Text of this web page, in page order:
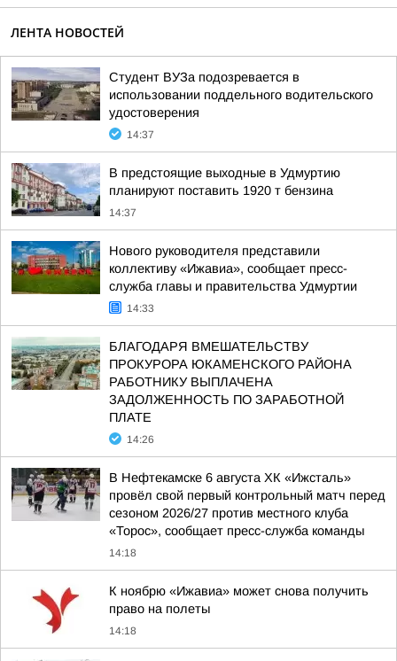
ЛЕНТА НОВОСТЕЙ
Студент ВУЗа подозревается в
использовании поддельного водительского
удостоверения
14:37
В предстоящие выходные в Удмуртию
планируют поставить 1920 т бензина
14:37
Нового руководителя представили
коллективу «Ижавиа», сообщает пресс-
служба главы и правительства Удмуртии
14:33
БЛАГОДАРЯ ВМЕШАТЕЛЬСТВУ
ПРОКУРОРА ЮКАМЕНСКОГО РАЙОНА
РАБОТНИКУ ВЫПЛАЧЕНА
ЗАДОЛЖЕННОСТЬ ПО ЗАРАБОТНОЙ
ПЛАТЕ
14:26
В Нефтекамске 6 августа ХК «Ижсталь»
провёл свой первый контрольный матч перед
сезоном 2026/27 против местного клуба
«Торос», сообщает пресс-служба команды
14:18
К ноябрю «Ижавиа» может снова получить
право на полеты
14:18